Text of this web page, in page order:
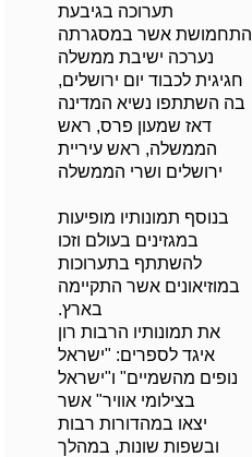
תערוכה בגיבעת
התחמושת אשר במסגרתה
נערכה ישיבת ממשלה
חגיגית לכבוד יום ירושלים,
בה השתתפו נשיא המדינה
דאז שמעון פרס, ראש
הממשלה, ראש עיריית
ירושלים ושרי הממשלה
בנוסף תמונותיו מופיעות
במגזינים בעולם וזכו
להשתתף בתערוכות
במוזיאונים אשר התקיימה
בארץ.
את תמונותיו הרבות רון
איגד לספרים: "ישראל
נופים מהשמיים" ו"ישראל
בצילומי אוויר" אשר
יצאו במהדורות רבות
ובשפות שונות, במהלך